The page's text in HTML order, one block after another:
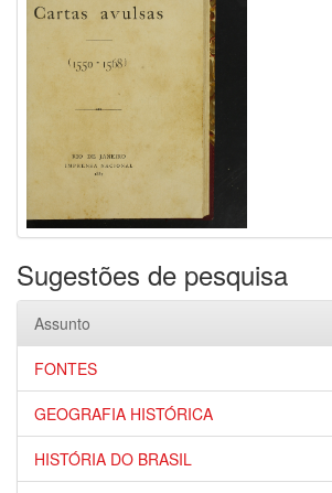
Sugestões de pesquisa
Assunto
FONTES
GEOGRAFIA HISTÓRICA
HISTÓRIA DO BRASIL